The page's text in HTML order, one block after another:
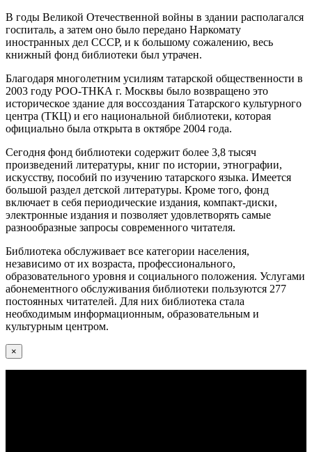
В годы Великой Отечественной войны в здании располагался
госпиталь, а затем оно было передано Наркомату
иностранных дел СССР, и к большому сожалению, весь
книжный фонд библиотеки был утрачен.
Благодаря многолетним усилиям татарской общественности в
2003 году РОО-ТНКА г. Москвы было возвращено это
историческое здание для воссоздания Татарского культурного
центра (ТКЦ) и его национальной библиотеки, которая
официально была открыта в октябре 2004 года.
Сегодня фонд библиотеки содержит более 3,8 тысяч
произведений литературы, книг по истории, этнографии,
искусству, пособий по изучению татарского языка. Имеется
большой раздел детской литературы. Кроме того, фонд
включает в себя периодические издания, компакт-диски,
электронные издания и позволяет удовлетворять самые
разнообразные запросы современного читателя.
Библиотека обслуживает все категории населения,
независимо от их возраста, профессионального,
образовательного уровня и социального положения. Услугами
абонементного обслуживания библиотеки пользуются 277
постоянных читателей. Для них библиотека стала
необходимым информационным, образовательным и
культурным центром.
×